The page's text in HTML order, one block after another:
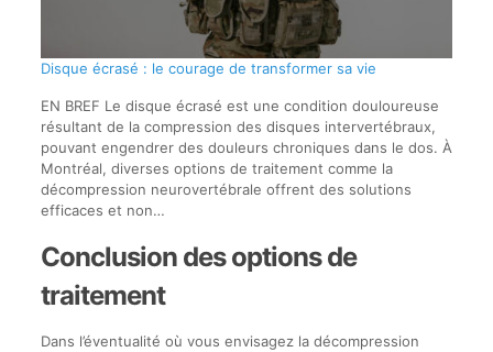
Disque écrasé : le courage de transformer sa vie
EN BREF Le disque écrasé est une condition douloureuse
résultant de la compression des disques intervertébraux,
pouvant engendrer des douleurs chroniques dans le dos. À
Montréal, diverses options de traitement comme la
décompression neurovertébrale offrent des solutions
efficaces et non…
Conclusion des options de
traitement
Dans l’éventualité où vous envisagez la décompression